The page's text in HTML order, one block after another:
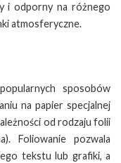
i odporny na różnego
atmosferyczne.
sposobów
na papier specjalnej
od rodzaju folii
Foliowanie pozwala
tekstu lub grafiki, a